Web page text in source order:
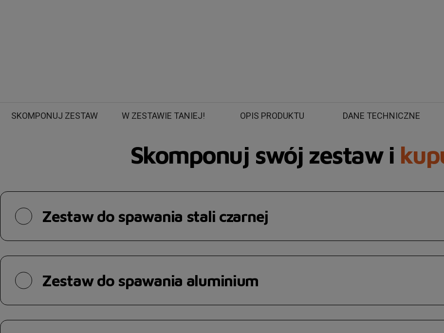
SKOMPONUJ ZESTAW W ZESTAWIE TANIEJ! OPIS PRODUKTU DANE TECHNICZNE
Skomponuj swój zestaw i
Zestaw do spawania stali czarnej
Zestaw do spawania aluminium